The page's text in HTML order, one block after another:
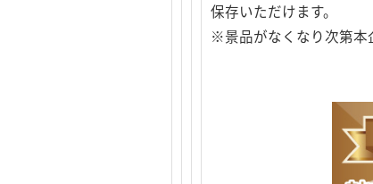
保存いただけます。
※景品がなくなり次第本